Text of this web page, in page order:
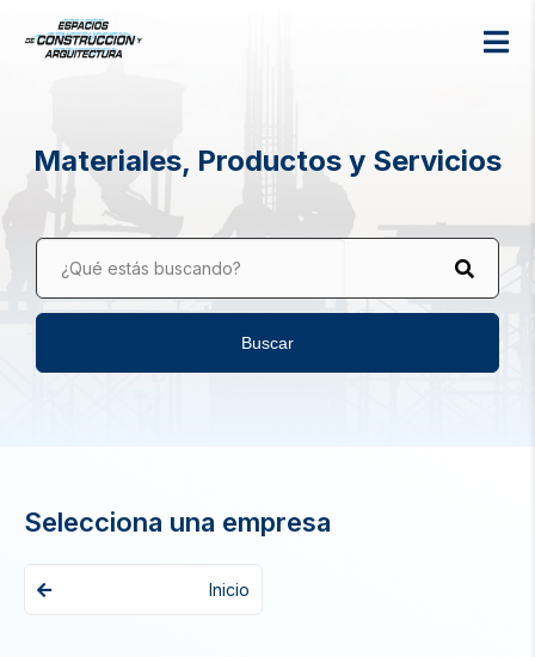
Materiales, Productos y Servicios
¿Qué estás buscando?
Buscar
Selecciona una empresa
Inicio